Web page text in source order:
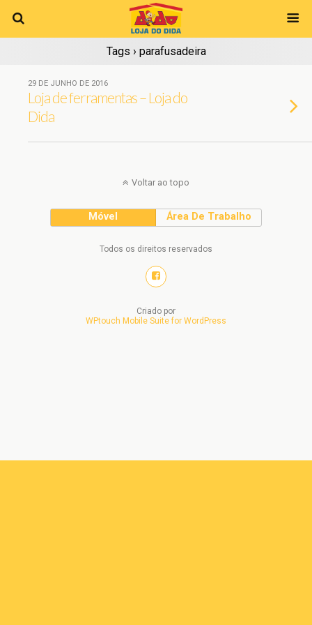
Tags › parafusadeira
29 DE JUNHO DE 2016
Loja de ferramentas – Loja do
Dida
Voltar ao topo
Móvel Área De Trabalho
Todos os direitos reservados
Criado por
WPtouch Mobile Suite for WordPress